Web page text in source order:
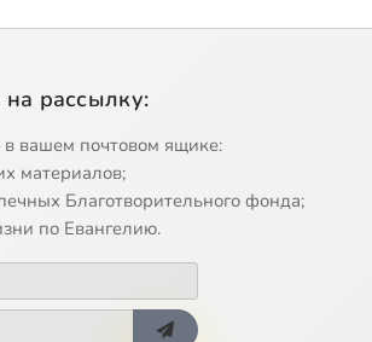
рассылку:
вашем почтовом ящике:
материалов;
Благотворительного фонда;
по Евангелию.